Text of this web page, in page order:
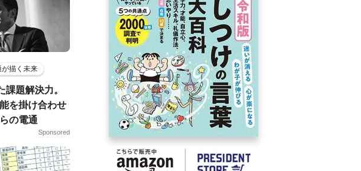
描く未来
課題解決力。
を掛け合わせ
の電通
Sponsored